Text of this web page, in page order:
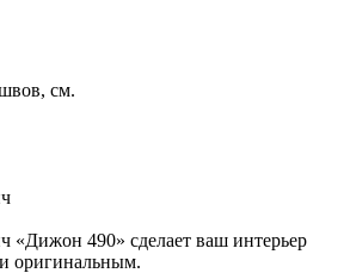
см.
«Дижон 490» сделает ваш интерьер
оригинальным.